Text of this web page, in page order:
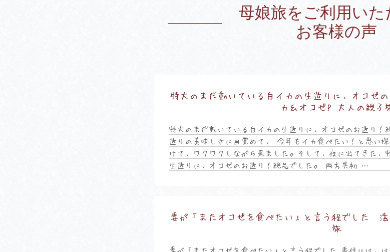
母娘旅をご利用いた
お客様の声
特大のまだ動いている白イカの生造りに、オコゼ
カ＆オコゼP 大人の親子
特大のまだ動いている白イカの生造りに、オコゼのお造り！
造りの美味しさに目覚めて、 今年もイカ食べたい！と思い
けて、ワクワクしながら来ました。そして、夜に出てきた、
生造りに、オコゼのお造り！絶品でした。 両方共初 …
妻が「またオコゼを食べたい」と言う程でした
旅
妻が「またオコゼを食べたい」と言う程でした 香住には、